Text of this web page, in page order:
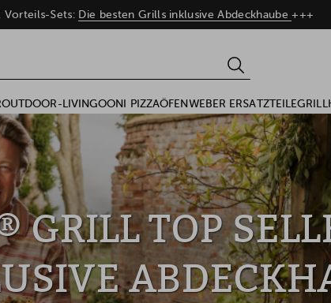
Sets: Die besten Grills inklusive Abdeckhaube+++
OUTDOOR-LIVINGOONI PIZZAÖFEN WEBER ERSATZTEILE
GRILL TOP